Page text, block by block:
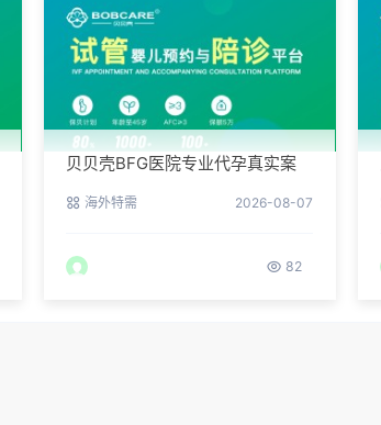
贝贝壳BFG医院专业代孕真实案
海外特需 2026-08-07
82